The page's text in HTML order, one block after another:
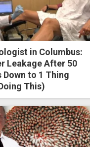
in Columbus:
Leakage After 50
Down to 1 Thing
This)